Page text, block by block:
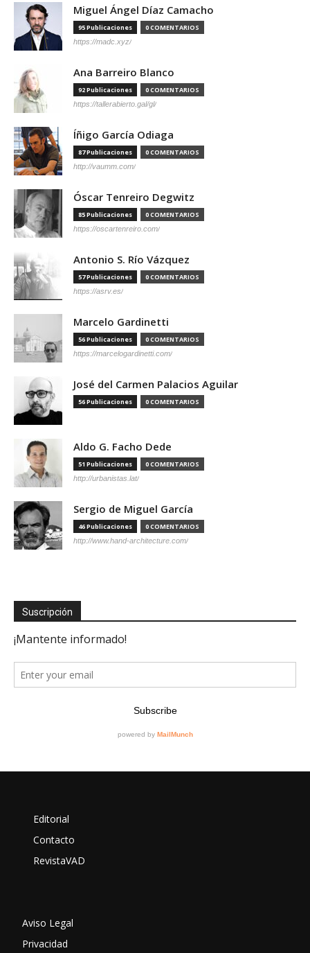
Miguel Ángel Díaz Camacho
95 Publicaciones 0 COMENTARIOS
https://madc.xyz/
Ana Barreiro Blanco
92 Publicaciones 0 COMENTARIOS
https://tallerabierto.gal/gl/
Íñigo García Odiaga
87 Publicaciones 0 COMENTARIOS
http://vaumm.com/
Óscar Tenreiro Degwitz
85 Publicaciones 0 COMENTARIOS
https://oscartenreiro.com/
Antonio S. Río Vázquez
57 Publicaciones 0 COMENTARIOS
https://asrv.es/
Marcelo Gardinetti
56 Publicaciones 0 COMENTARIOS
https://marcelogardinetti.com/
José del Carmen Palacios Aguilar
56 Publicaciones 0 COMENTARIOS
Aldo G. Facho Dede
51 Publicaciones 0 COMENTARIOS
http://urbanistas.lat/
Sergio de Miguel García
46 Publicaciones 0 COMENTARIOS
http://www.hand-architecture.com/
Suscripción
Editorial
Contacto
RevistaVAD
Aviso Legal
Privacidad